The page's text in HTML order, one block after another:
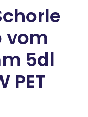
vom
5dl
PET